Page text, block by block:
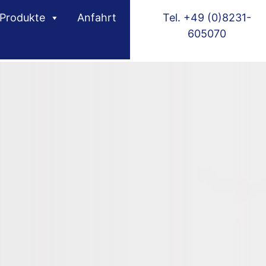
Produkte Anfahrt
Tel. +49 (0)8231-
605070